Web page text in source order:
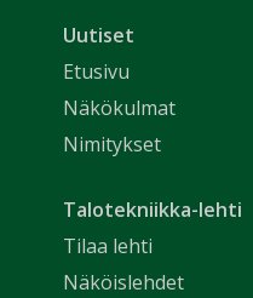
Uutiset
Etusivu
Näkökulmat
Nimitykset
Talotekniikka-lehti
Tilaa lehti
Näköislehdet